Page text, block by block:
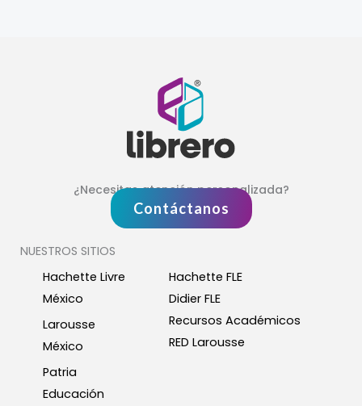
¿Necesitas atención personalizada?
Contáctanos
NUESTROS SITIOS
Hachette Livre
México
Larousse
México
Patria
Educación
Hachette FLE
Didier FLE
Recursos Académicos
RED Larousse